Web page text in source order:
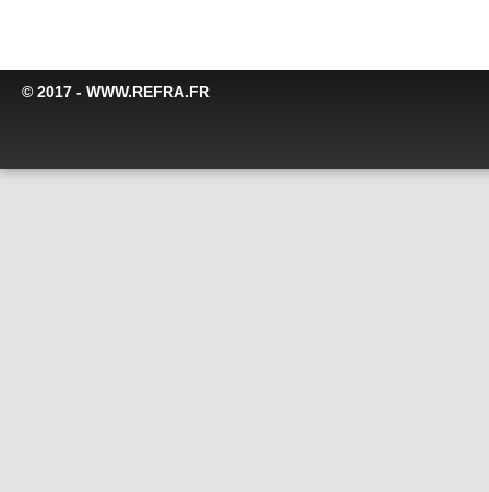
© 2017 - WWW.REFRA.FR